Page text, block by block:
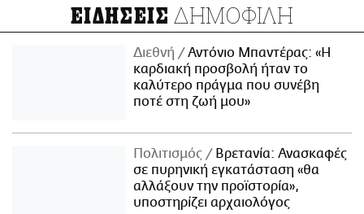
ΕΙΔΗΣΕΙΣ ΔΗΜΟΦΙΛΗ
Διεθνή
Αντόνιο Μπαντέρας: «Η
καρδιακή προσβολή ήταν το
καλύτερο πράγμα που συνέβη
ποτέ στη ζωή μου»
Πολιτισμός
Βρετανία: Ανασκαφές
σε πυρηνική εγκατάσταση «θα
αλλάξουν την προϊστορία»,
υποστηρίζει αρχαιολόγος